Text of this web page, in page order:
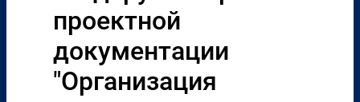
проектной
документации
"Организация